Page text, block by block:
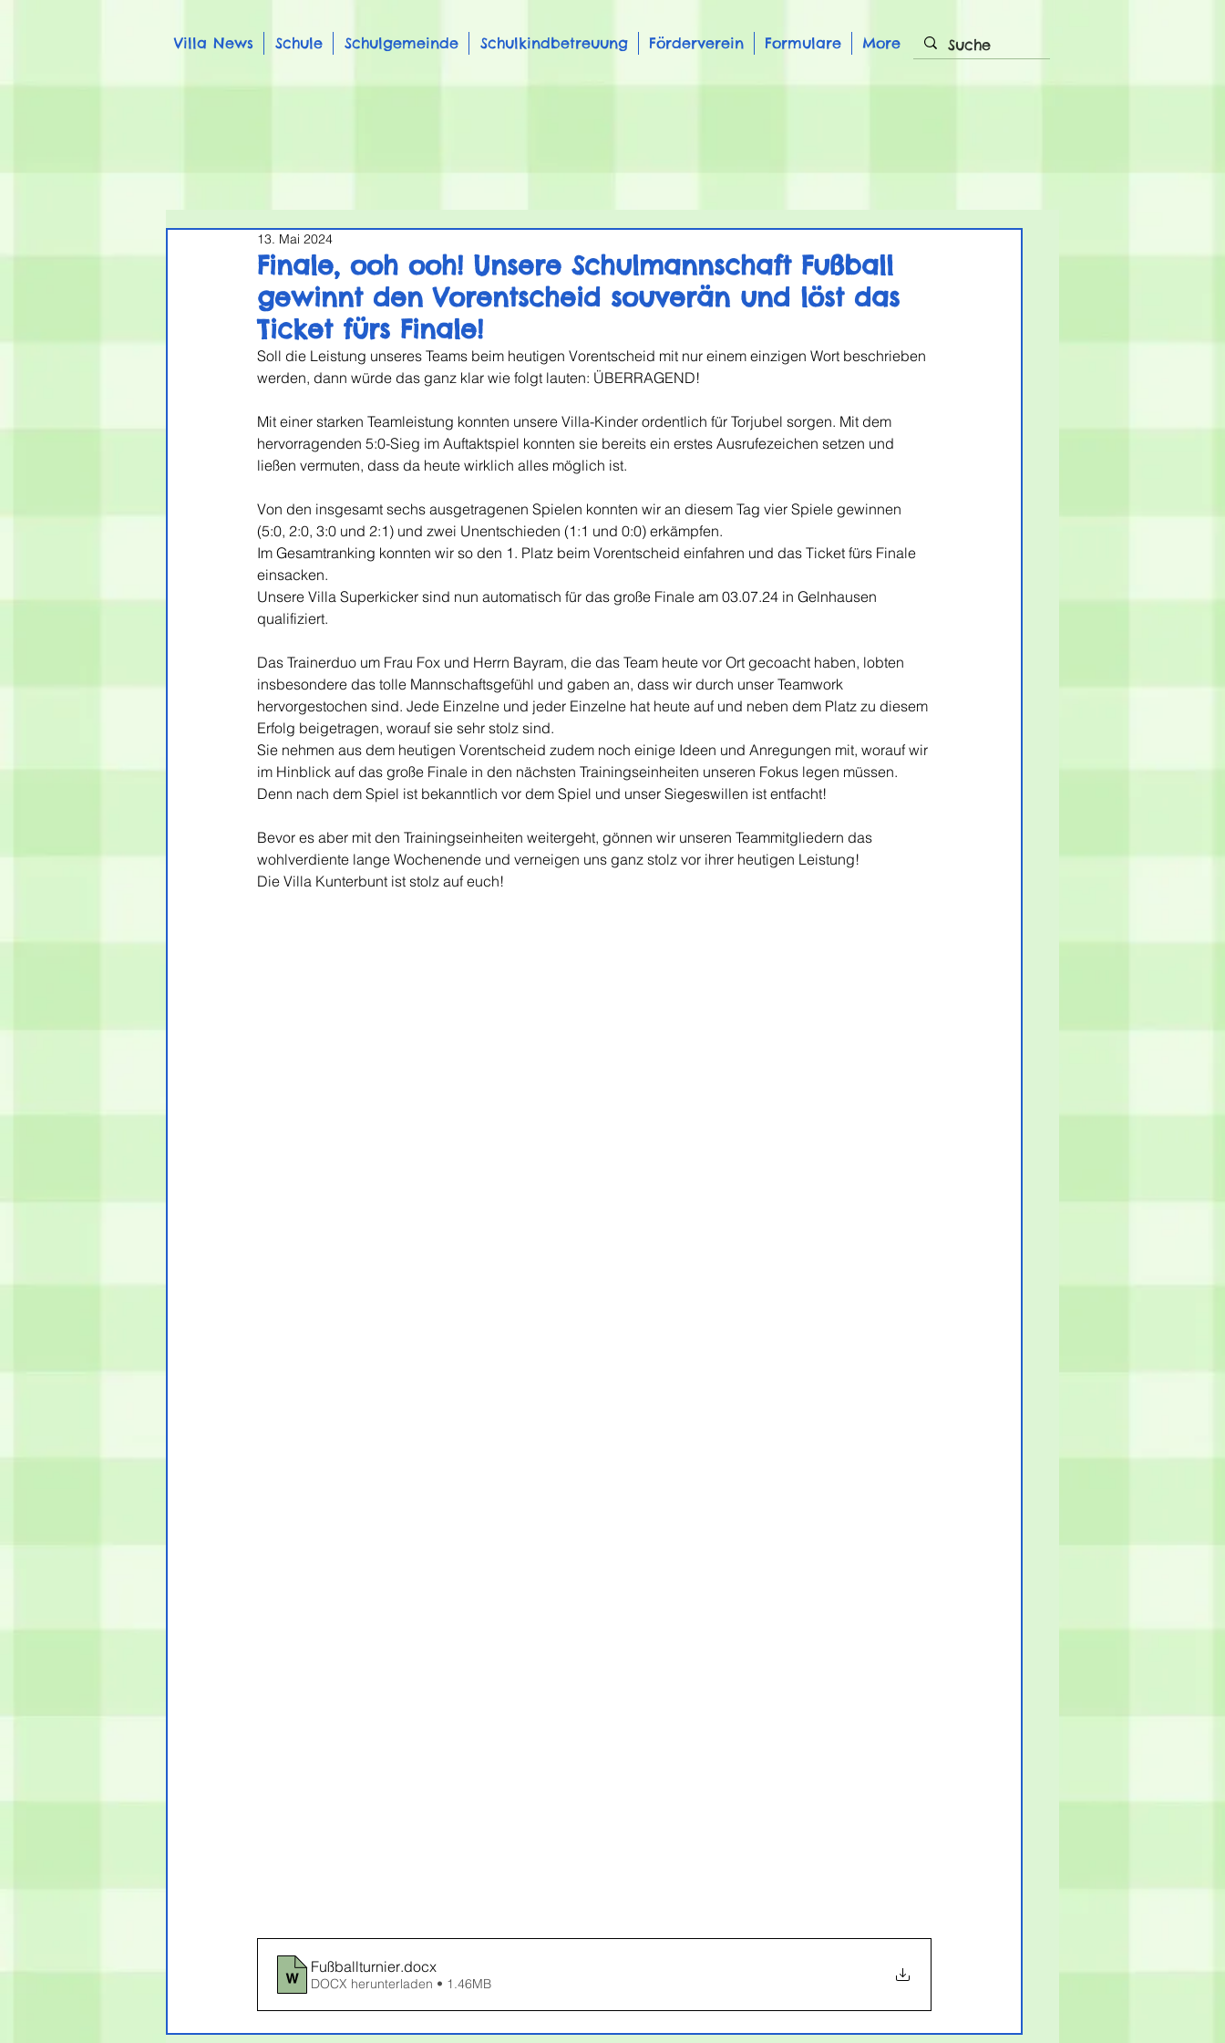
Villa News Schule Schulgemeinde Schulkindbetreuung Förderverein Formulare More
Finale, ooh ooh! Unsere Schulmannschaft Fußball
gewinnt den Vorentscheid souverän und löst das
Ticket fürs Finale!
13. Mai 2024
Soll die Leistung unseres Teams beim heutigen Vorentscheid mit nur einem einzigen Wort beschrieben
werden, dann würde das ganz klar wie folgt lauten: ÜBERRAGEND!
Mit einer starken Teamleistung konnten unsere Villa-Kinder ordentlich für Torjubel sorgen. Mit dem
hervorragenden 5:0-Sieg im Auftaktspiel konnten sie bereits ein erstes Ausrufezeichen setzen und
ließen vermuten, dass da heute wirklich alles möglich ist.
Von den insgesamt sechs ausgetragenen Spielen konnten wir an diesem Tag vier Spiele gewinnen
(5:0, 2:0, 3:0 und 2:1) und zwei Unentschieden (1:1 und 0:0) erkämpfen.
Im Gesamtranking konnten wir so den 1. Platz beim Vorentscheid einfahren und das Ticket fürs Finale
einsacken.
Unsere Villa Superkicker sind nun automatisch für das große Finale am 03.07.24 in Gelnhausen
qualifiziert.
Das Trainerduo um Frau Fox und Herrn Bayram, die das Team heute vor Ort gecoacht haben, lobten
insbesondere das tolle Mannschaftsgefühl und gaben an, dass wir durch unser Teamwork
hervorgestochen sind. Jede Einzelne und jeder Einzelne hat heute auf und neben dem Platz zu diesem
Erfolg beigetragen, worauf sie sehr stolz sind.
Sie nehmen aus dem heutigen Vorentscheid zudem noch einige Ideen und Anregungen mit, worauf wir
im Hinblick auf das große Finale in den nächsten Trainingseinheiten unseren Fokus legen müssen.
Denn nach dem Spiel ist bekanntlich vor dem Spiel und unser Siegeswillen ist entfacht!
Bevor es aber mit den Trainingseinheiten weitergeht, gönnen wir unseren Teammitgliedern das
wohlverdiente lange Wochenende und verneigen uns ganz stolz vor ihrer heutigen Leistung!
Die Villa Kunterbunt ist stolz auf euch!
Fußballturnier.docx
DOCX herunterladen • 1.46MB